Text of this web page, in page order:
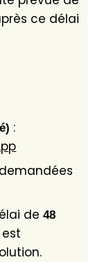
ce délai
:
de48